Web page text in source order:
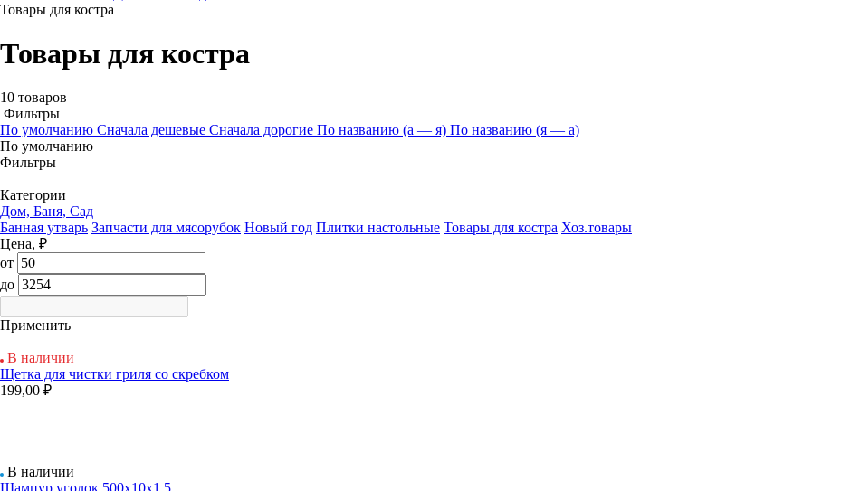
Товары для костра
Товары для костра
10 товаров
Фильтры
По умолчанию Сначала дешевые Сначала дорогие По названию (а — я) По названию (я — а)
По умолчанию
Фильтры
Категории
Дом, Баня, Сад
Банная утварь Запчасти для мясорубок Новый год Плитки настольные Товары для костра Хоз.товары
Цена, ₽
от
до
Применить
В наличии
Щетка для чистки гриля со скребком
199,00 ₽
В наличии
Шампур уголок 500х10х1,5